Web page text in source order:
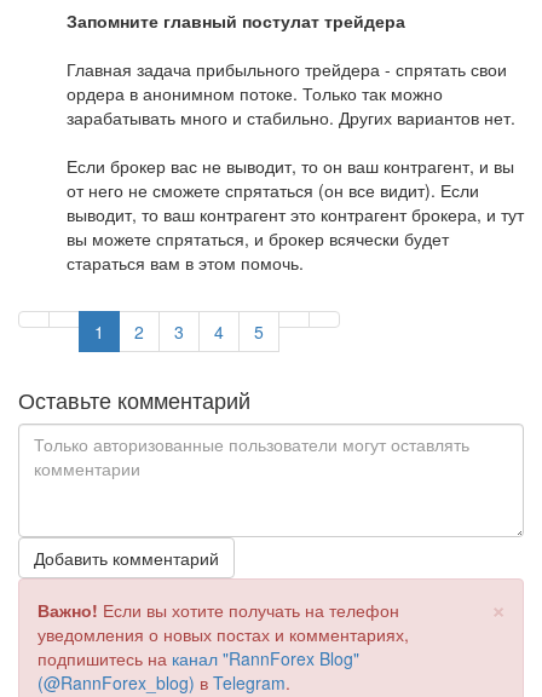
Запомните главный постулат трейдера
Главная задача прибыльного трейдера - спрятать свои
ордера в анонимном потоке. Только так можно
зарабатывать много и стабильно. Других вариантов нет.
Если брокер вас не выводит, то он ваш контрагент, и вы
от него не сможете спрятаться (он все видит). Если
выводит, то ваш контрагент это контрагент брокера, и тут
вы можете спрятаться, и брокер всячески будет
стараться вам в этом помочь.
1 2 3 4 5
Оставьте комментарий
Добавить комментарий
×
Важно! Если вы хотите получать на телефон
уведомления о новых постах и комментариях,
подпишитесь на канал "RannForex Blog"
(@RannForex_blog) в Telegram.